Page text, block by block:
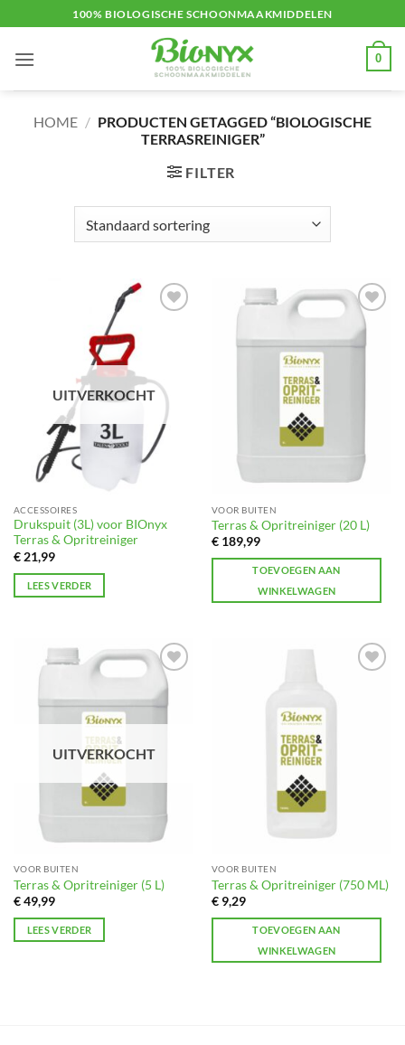
naar
inhoud
100% BIOLOGISCHE SCHOONMAAKMIDDELEN
0
HOME / PRODUCTEN GETAGGED “BIOLOGISCHE
TERRASREINIGER”
FILTER
verlanglijst
UITVERKOCHT
ACCESSOIRES
Drukspuit (3L) voor BIOnyx
Terras & Opritreiniger
€21,99
LEES VERDER
Toevoegen
aan
verlanglijst
VOOR BUITEN
Terras & Opritreiniger (20 L)
€189,99
TOEVOEGEN AAN
WINKELWAGEN
Toevoegen
aan
verlanglijst
UITVERKOCHT
VOOR BUITEN
Terras & Opritreiniger (5 L)
€49,99
LEES VERDER
VOOR BUITEN
Terras & Opritreiniger (750 ML)
€9,29
TOEVOEGEN AAN
WINKELWAGEN